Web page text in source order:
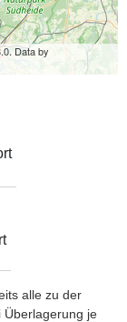
Data by
alle zu der
Überlagerung je